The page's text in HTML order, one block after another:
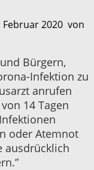
Februar 2020 von
Bürgern,
Infektion zu
anrufen
14 Tagen
oder Atemnot
ausdrücklich